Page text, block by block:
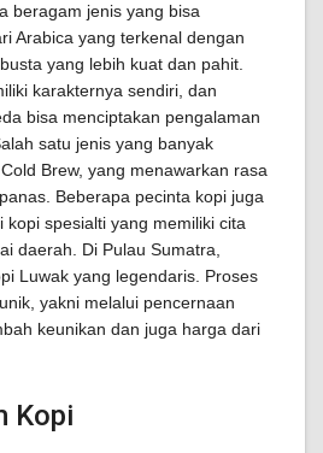
beragam jenis yang bisa
Arabica yang terkenal dengan
yang lebih kuat dan pahit.
karakternya sendiri, dan
bisa menciptakan pengalaman
satu jenis yang banyak
Brew, yang menawarkan rasa
Beberapa pecinta kopi juga
kopi spesialti yang memiliki cita
daerah. Di Pulau Sumatra,
Luwak yang legendaris. Proses
yakni melalui pencernaan
keunikan dan juga harga dari
Kopi